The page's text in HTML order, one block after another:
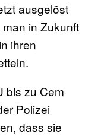
ausgelöst
in Zukunft
ihren
bis zu Cem
Polizei
dass sie